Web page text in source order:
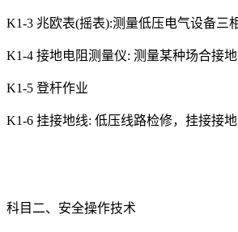
K1-3 兆欧表(摇表):测量低压电气设备三
K1-4 接地电阻测量仪: 测量某种场合接
K1-5 登杆作业
K1-6 挂接地线: 低压线路检修，挂接接
科目二、安全操作技术